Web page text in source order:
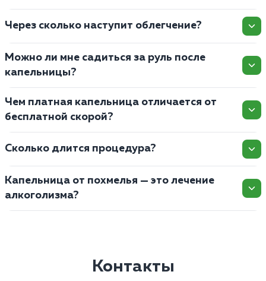
Через сколько наступит облегчение?
Можно ли мне садиться за руль после
капельницы?
Чем платная капельница отличается от
бесплатной скорой?
Сколько длится процедура?
Капельница от похмелья — это лечение
алкоголизма?
Контакты